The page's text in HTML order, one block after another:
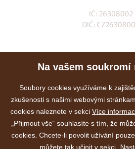
IČ: 26308002
DIČ:
Klia.cz
E-shop
Služby
Akce
Kontakty
Na vašem soukromí
Soubory cookies využíváme k
zkušenosti s našimi webovými
cookies naleznete v sekci Více
„Přijmout vše“ souhlasíte s tím, že
cookies. Chcete-li povolit užívání
můžete tak učinit v sekci